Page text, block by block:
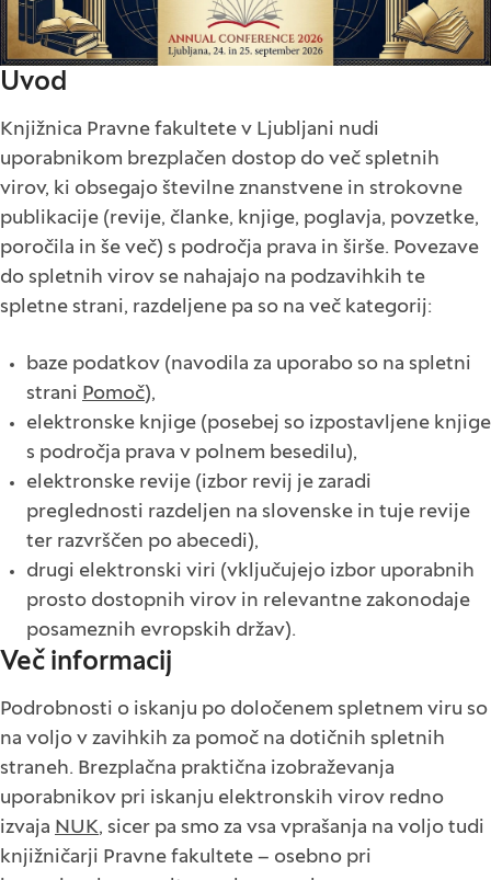
Uvod
Knjižnica Pravne fakultete v Ljubljani nudi
uporabnikom brezplačen dostop do več spletnih
virov, ki obsegajo številne znanstvene in strokovne
publikacije (revije, članke, knjige, poglavja, povzetke,
poročila in še več) s področja prava in širše. Povezave
do spletnih virov se nahajajo na podzavihkih te
spletne strani, razdeljene pa so na več kategorij:
baze podatkov (navodila za uporabo so na spletni
strani Pomoč),
elektronske knjige (posebej so izpostavljene knjige
s področja prava v polnem besedilu),
elektronske revije (izbor revij je zaradi
preglednosti razdeljen na slovenske in tuje revije
ter razvrščen po abecedi),
drugi elektronski viri (vključujejo izbor uporabnih
prosto dostopnih virov in relevantne zakonodaje
posameznih evropskih držav).
Več informacij
Podrobnosti o iskanju po določenem spletnem viru so
na voljo v zavihkih za pomoč na dotičnih spletnih
straneh. Brezplačna praktična izobraževanja
uporabnikov pri iskanju elektronskih virov redno
izvaja NUK, sicer pa smo za vsa vprašanja na voljo tudi
knjižničarji Pravne fakultete – osebno pri